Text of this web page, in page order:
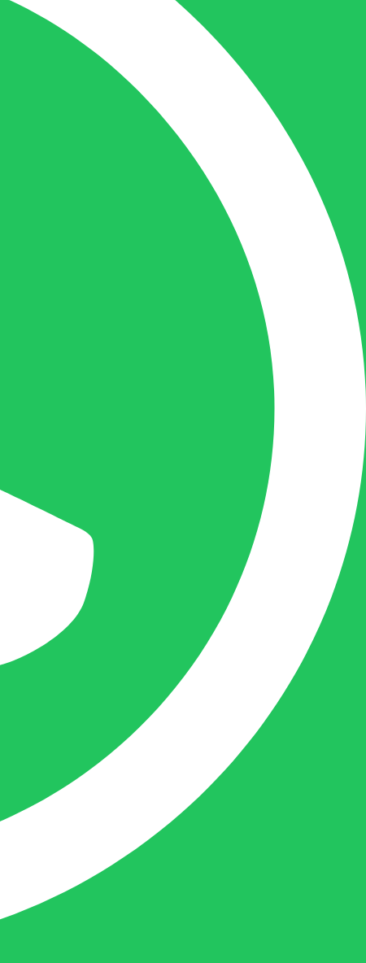
de juiste persoon op de juiste plaats te
benaderen en zal altijd haar uiterste best
doen u zo snel mogelijk een antwoord op
Gilles is de aangewezen persoon als u een
kopie toe te sturen van een levering of een
Eigenaar BELOFE Nederland
femke@belofe.com
+31(0)6 1038 3901
Femke is het aanspreekpunt voor
chocolaterieën en patisserieën in Brabant
en Limburg, maar ook bij beauty en ander
soortgelijke zaken in Nederland komt
Naast dit houdt deze crea-bea zich voor en
achter de schermen ook nog bezig met de
webwinkel www.belofe.com en social
media t.b.v. BELOFE-verpakkingen.
Ben van Deurzen: